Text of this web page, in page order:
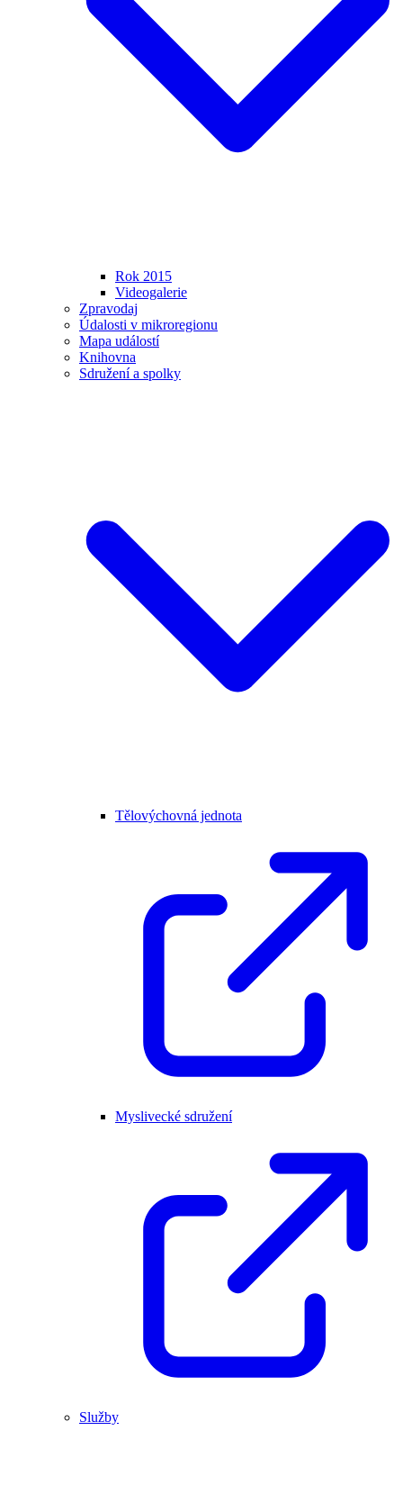
Rok 2015
Videogalerie
Zpravodaj
Údalosti v mikroregionu
Mapa událostí
Knihovna
Sdružení a spolky
Tělovýchovná jednota
Myslivecké sdružení
Služby